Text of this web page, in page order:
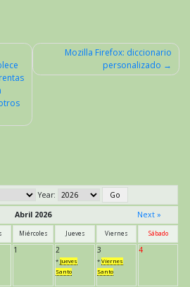
Mozilla Firefox: diccionario
personalizado
Year:
Abril 2026 Next »
Miércoles Jueves Viernes Sábado
1 2
* Jueves
Santo
3
* Viernes
Santo
4